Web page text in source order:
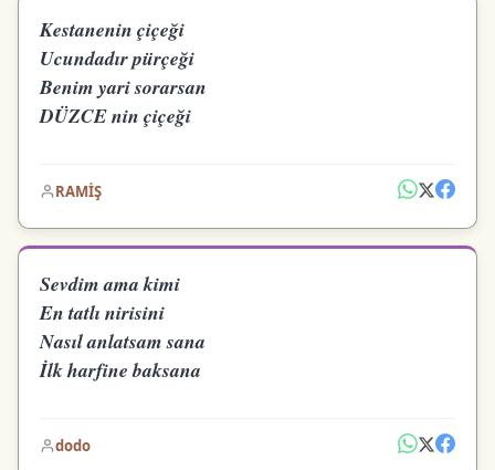
Kestanenin çiçeği
Ucundadır pürçeği
Benim yari sorarsan
DÜZCE nin çiçeği
RAMİŞ
Sevdim ama kimi
En tatlı nirisini
Nasıl anlatsam sana
İlk harfine baksana
dodo